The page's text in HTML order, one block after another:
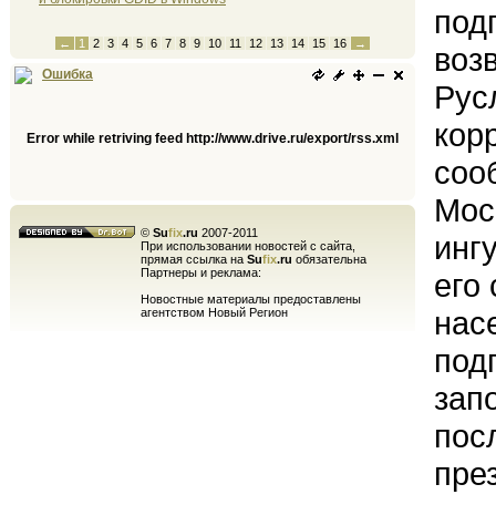
← 1 2 3 4 5 6 7 8 9 10 11 12 13 14 15 16 →
Ошибка
Error while retriving feed http://www.drive.ru/export/rss.xml
© Sufix.ru 2007-2011
При использовании новостей с сайта,
прямая ссылка на Sufix.ru обязательна
Партнеры и реклама:
Новостные материалы предоставлены
агентством Новый Регион
его